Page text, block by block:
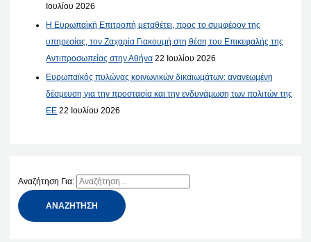
Ιουλίου 2026
Η Ευρωπαϊκή Επιτροπή μεταθέτει, προς το συμφέρον της
υπηρεσίας, τον Ζαχαρία Γιακουμή στη θέση του Επικεφαλής της
Αντιπροσωπείας στην Αθήνα 22 Ιουλίου 2026
Ευρωπαϊκός πυλώνας κοινωνικών δικαιωμάτων: ανανεωμένη
δέσμευση για την προστασία και την ενδυνάμωση των πολιτών της
ΕΕ 22 Ιουλίου 2026
Αναζήτηση Για: